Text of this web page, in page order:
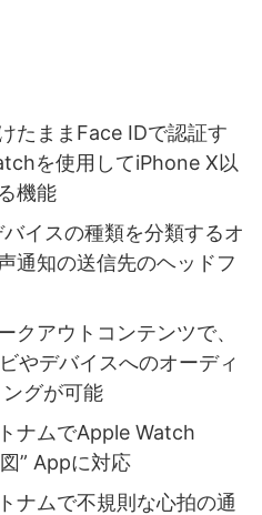
たままFace IDで認証す
を使用してiPhone X以
機能
イスの種類を分類するオ
通知の送信先のヘッドフ
アウトコンテンツで、
やデバイスへのオーディ
グが可能
ナムでApple Watch
” Appに対応
ナムで不規則な心拍の通